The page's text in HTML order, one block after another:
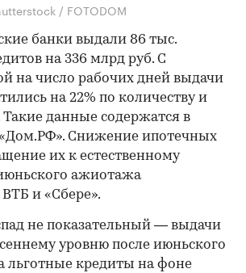
/ FOTODOM
банки выдали 86 тыс.
на 336 млрд руб. С
на число рабочих дней выдачи
на 22% по количеству и
Такие данные содержатся в
Снижение ипотечных
их к естественному
ажиотажа
и «Сбере».
не показательный — выдачи
уровню после июньского
льготные кредиты на фоне